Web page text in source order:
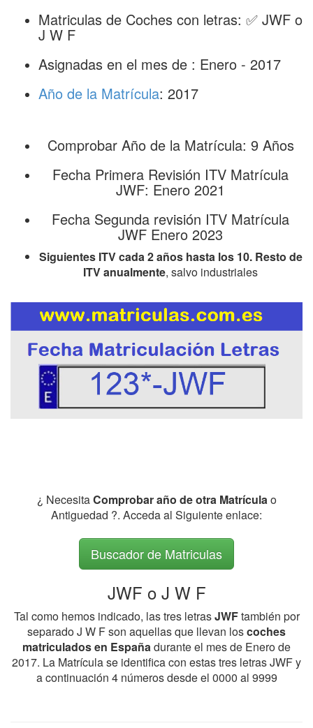
Matriculas de Coches con letras: ✅ JWF o
J W F
Asignadas en el mes de : Enero - 2017
Año de la Matrícula: 2017
Comprobar Año de la Matrícula: 9 Años
Fecha Primera Revisión ITV Matrícula
JWF: Enero 2021
Fecha Segunda revisión ITV Matrícula
JWF Enero 2023
Siguientes ITV cada 2 años hasta los 10. Resto de
ITV anualmente, salvo industriales
¿ NecesitaComprobar año de otra Matrículao
Antiguedad ?. Acceda al Siguiente enlace:
Buscador de Matriculas
JWF o J W F
Tal como hemos indicado, las tres letrasJWFtambién por
separado J W F son aquellas que llevan loscoches
matriculados en Españadurante el mes de Enero de
2017. La Matrícula se identifica con estas tres letras JWF y
a continuación 4 números desde el 0000 al 9999